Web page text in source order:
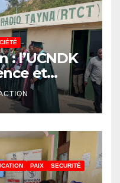
: l’UCNDK
et
jeunes
PAIX
SECURITÉ